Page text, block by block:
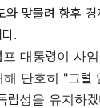
와 맞물려 향후
.
대통령이 사
단호히 "그럴
립성을 유지하